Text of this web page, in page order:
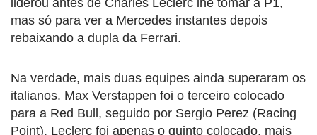
liderou antes de Charles Leclerc lhe tomar a P1,
mas só para ver a Mercedes instantes depois
rebaixando a dupla da Ferrari.
Na verdade, mais duas equipes ainda superaram os
italianos. Max Verstappen foi o terceiro colocado
para a Red Bull, seguido por Sergio Perez (Racing
Point). Leclerc foi apenas o quinto colocado, mais